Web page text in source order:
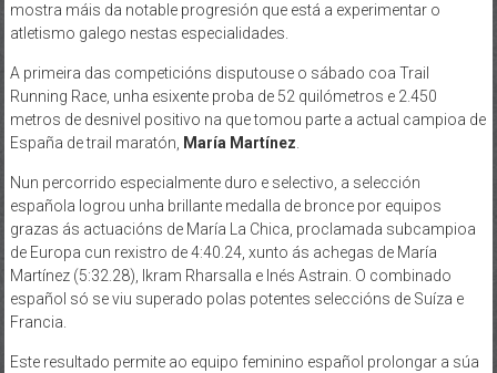
mostra máis da notable progresión que está a experimentar o
atletismo galego nestas especialidades.
A primeira das competicións disputouse o sábado coa Trail
Running Race, unha esixente proba de 52 quilómetros e 2.450
metros de desnivel positivo na que tomou parte a actual campioa de
España de trail maratón, María Martínez.
Nun percorrido especialmente duro e selectivo, a selección
española logrou unha brillante medalla de bronce por equipos
grazas ás actuacións de María La Chica, proclamada subcampioa
de Europa cun rexistro de 4:40.24, xunto ás achegas de María
Martínez (5:32.28), Ikram Rharsalla e Inés Astrain. O combinado
español só se viu superado polas potentes seleccións de Suíza e
Francia.
Este resultado permite ao equipo feminino español prolongar a súa